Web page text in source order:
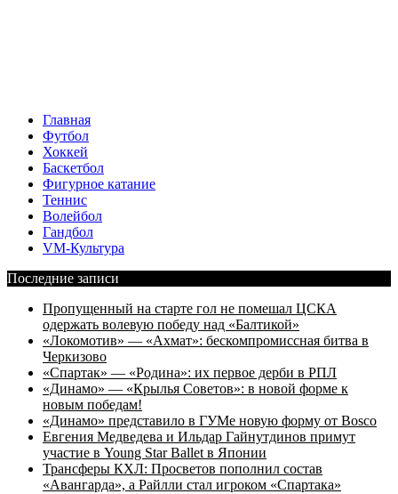
Главная
Футбол
Хоккей
Баскетбол
Фигурное катание
Теннис
Волейбол
Гандбол
VM-Культура
Последние записи
Пропущенный на старте гол не помешал ЦСКА
одержать волевую победу над «Балтикой»
«Локомотив» — «Ахмат»: бескомпромиссная битва в
Черкизово
«Спартак» — «Родина»: их первое дерби в РПЛ
«Динамо» — «Крылья Советов»: в новой форме к
новым победам!
«Динамо» представило в ГУМе новую форму от Bosco
Евгения Медведева и Ильдар Гайнутдинов примут
участие в Young Star Ballet в Японии
Трансферы КХЛ: Просветов пополнил состав
«Авангарда», а Райлли стал игроком «Спартака»